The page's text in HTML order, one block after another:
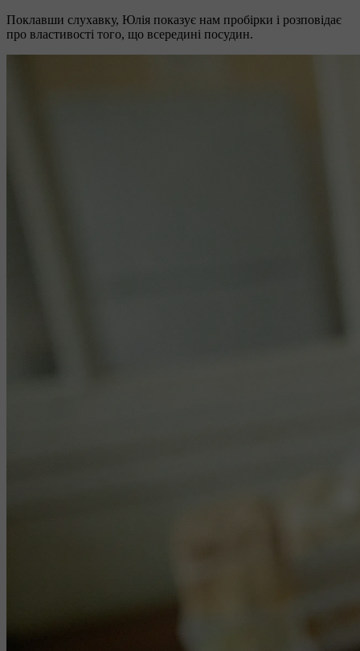
Поклавши слухавку, Юлія показує нам пробірки і розповідає
про властивості того, що всередині посудин.